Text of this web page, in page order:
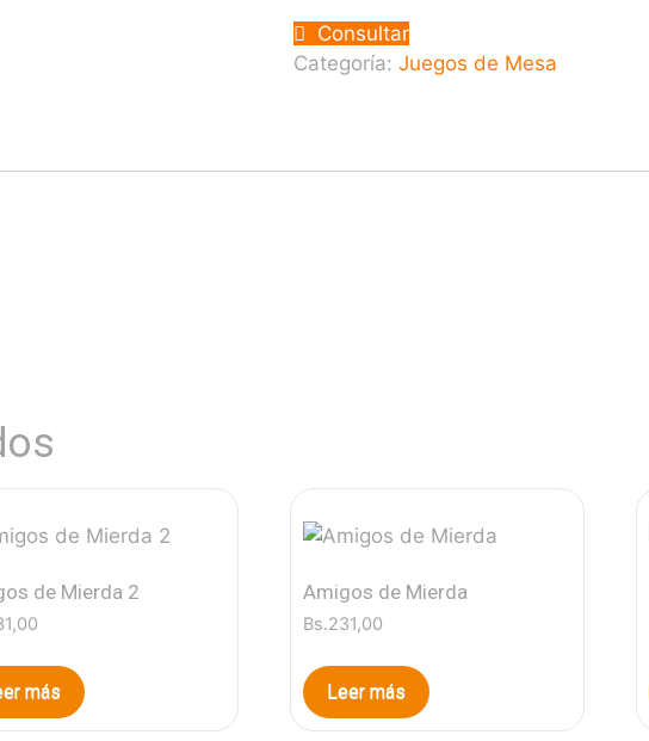
Consultar
Categoría:Juegos de Mesa
de Mierda 2
más
Amigos de Mierda
Bs.231,00
Leer más